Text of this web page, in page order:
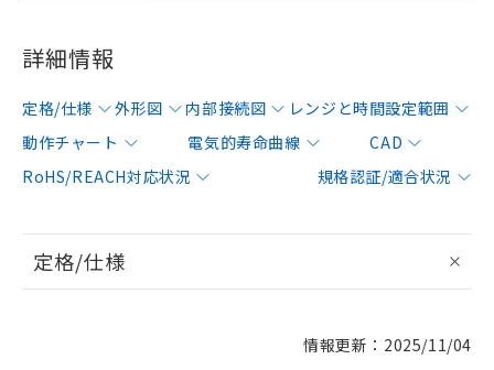
詳細情報
定格/仕様 外形図 内部接続図
レンジと時間設定範囲
動作チャート
電気的寿命曲線
CAD
RoHS/REACH対応状況
規格認証/適合状況
定格/仕様
情報更新：2025/11/04